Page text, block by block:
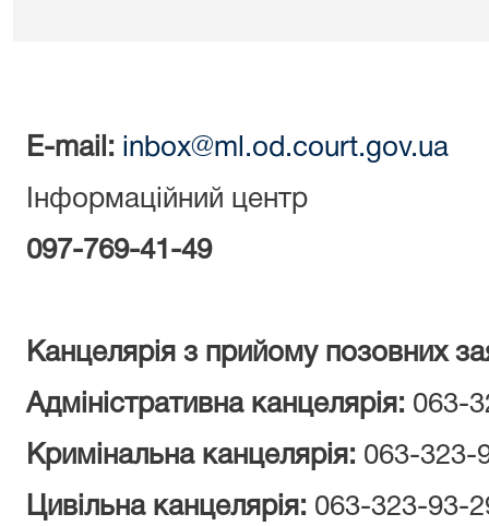
E-mail: inbox@ml.od.court.gov.ua
Інформаційний центр
097-769-41-49
Канцелярія з прийому позовних
Адміністративна канцелярія: 063-
Кримінальна канцелярія: 063-323-
Цивільна канцелярія: 063-323-93-